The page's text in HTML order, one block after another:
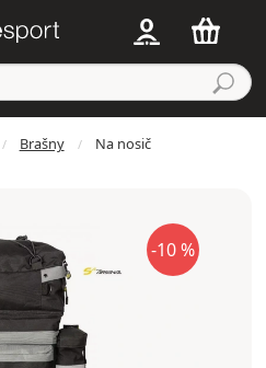
Brašny Na nosič
-10 %